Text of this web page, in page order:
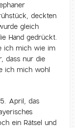
deckten
gleich
Hand gedrückt.
ich mich wie im
dass nur die
ich mich wohl
April, das
ein Rätsel und